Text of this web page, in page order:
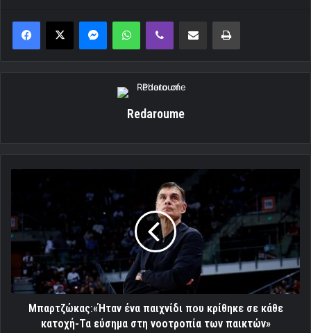
MessengerWhatsAppViber Κοινοποίηση μέσω ηλεκτρονικού ταχυδρομείουΕκτύπωση
Redaroume
που
κρίθηκε
κάθε
κατοχή-
Τα
εύσημαΜπαρτζώκας:«Ήταν ένα παιχνίδι που κρίθηκε σε κάθε
κατοχή-Τα εύσημα στη νοοτροπία των παικτών»